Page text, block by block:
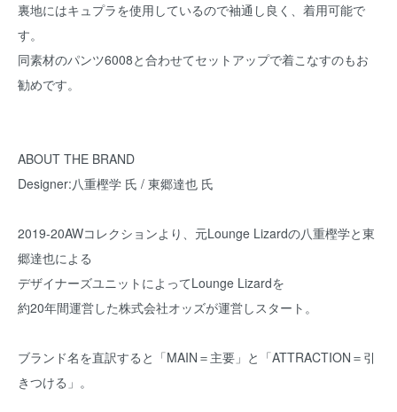
裏地にはキュプラを使用しているので袖通し良く、着用可能で
す。
同素材のパンツ6008と合わせてセットアップで着こなすのもお
勧めです。
ABOUT THE BRAND
Designer:八重樫学 氏 / 東郷達也 氏
2019-20AWコレクションより、元Lounge Lizardの八重樫学と東
郷達也による
デザイナーズユニットによってLounge Lizardを
約20年間運営した株式会社オッズが運営しスタート。
ブランド名を直訳すると「MAIN＝主要」と「ATTRACTION＝引
きつける」。